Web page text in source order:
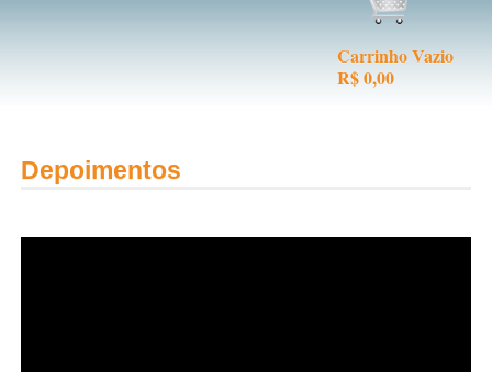
Carrinho Vazio
R$ 0,00
Depoimentos